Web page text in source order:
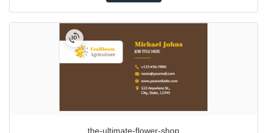
the-ultimate-flower-shop